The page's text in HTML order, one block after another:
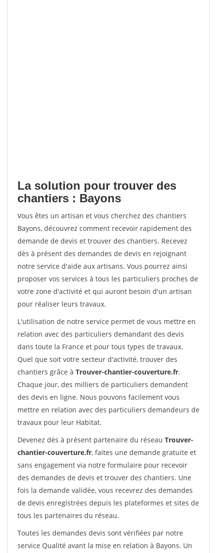
La solution pour trouver des
chantiers : Bayons
Vous êtes un artisan et vous cherchez des chantiers
Bayons, découvrez comment recevoir rapidement des
demande de devis et trouver des chantiers. Recevez
dès à présent des demandes de devis en rejoignant
notre service d'aide aux artisans. Vous pourrez ainsi
proposer vos services à tous les particuliers proches de
votre zone d'activité et qui auront besoin d'un artisan
pour réaliser leurs travaux.
L'utilisation de notre service permet de vous mettre en
relation avec des particuliers demandant des devis
dans toute la France et pour tous types de travaux.
Quel que soit votre secteur d'activité, trouver des
chantiers grâce à Trouver-chantier-couverture.fr.
Chaque jour, des milliers de particuliers demandent
des devis en ligne. Nous pouvons facilement vous
mettre en relation avec des particuliers demandeurs de
travaux pour leur Habitat.
Devenez dès à présent partenaire du réseau Trouver-
chantier-couverture.fr, faites une demande gratuite et
sans engagement via notre formulaire pour recevoir
des demandes de devis et trouver des chantiers. Une
fois la demande validée, vous recevrez des demandes
de devis enregistrées depuis les plateformes et sites de
tous les partenaires du réseau.
Toutes les demandes devis sont vérifiées par notre
service Qualité avant la mise en relation à Bayons. Un